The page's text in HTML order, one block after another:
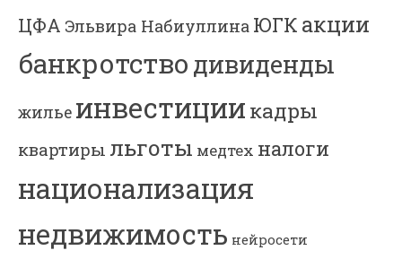
ЦФА Эльвира Набиуллина ЮГК акции
банкротство дивиденды
жилье инвестиции кадры
квартиры льготы медтех налоги
национализация
недвижимость нейросети